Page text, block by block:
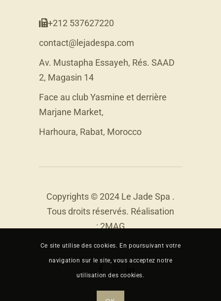
+212 537627220
contact@lejadespa.com
Av. Mustapha Essayeh, Rés. SAAD
2, Magasin 14
Face au club Yasmine et derrière
Marjane Market,
Harhoura, Rabat, Morocco
Copyrights © 2024 Le Jade Spa .
Tous droits réservés. Réalisation
:2MAG
Ce site utilise des cookies. En poursuivant votre
navigation sur le site, vous acceptez notre
utilisation des cookies.